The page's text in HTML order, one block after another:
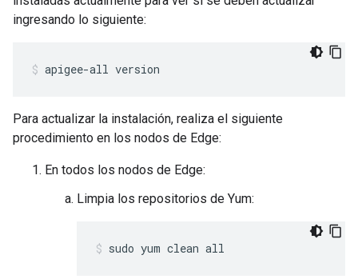
ingresando lo siguiente:
apigee-all version
Para actualizar la instalación, realiza el siguiente
procedimiento en los nodos de Edge:
En todos los nodos de Edge:
Limpia los repositorios de Yum:
sudo yum clean all